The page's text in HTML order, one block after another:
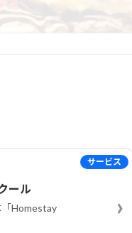
サービス
ール
Homestay
›